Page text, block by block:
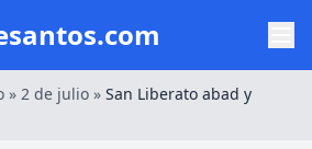
» 2 de julio » San Liberato abad y